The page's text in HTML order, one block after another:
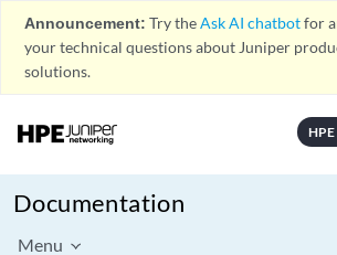
Announcement: Try theAsk AI chatbotfor
your technical questions about Juniper
solutions.
Documentation
Menu